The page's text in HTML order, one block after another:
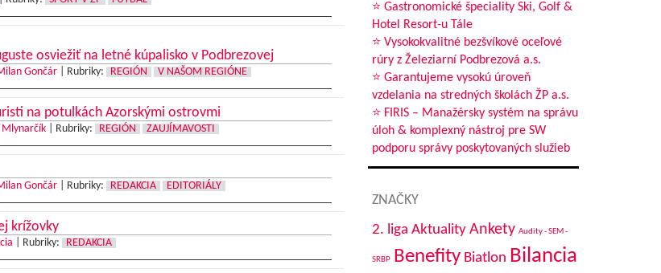
osviežiť na letné kúpalisko v Podbrezovej
Gončár| Rubriky: REGIÓN V NAŠOM REGIÓNE
na potulkách Azorskými ostrovmi
Mlynarčík| Rubriky: REGIÓN ZAUJÍMAVOSTI
Gončár| Rubriky: REDAKCIA EDITORIÁLY
krížovky
Rubriky: REDAKCIA
⭐ Gastronomické špeciality Ski, Golf &
Hotel Resort-u Tále
⭐ Vysokokvalitné bezšvíkové oceľové
rúry z Železiarní Podbrezová a.s.
⭐ Garantujeme vysokú úroveň
vzdelania na stredných školách ŽP a.s.
⭐ FIRIS – Manažérsky systém na správu
úloh & komplexný nástroj pre SW
podporu správy poskytovaných služieb
ZNAČKY
2. liga Aktuality Ankety Audity - SEM -
SRBP Benefity Biatlon Bilancia